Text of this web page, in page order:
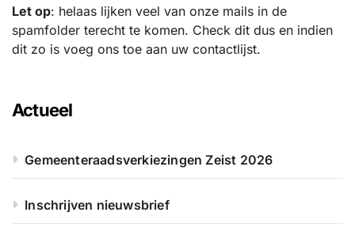
Let op: helaas lijken veel van onze mails in de
spamfolder terecht te komen. Check dit dus en indien
dit zo is voeg ons toe aan uw contactlijst.
Actueel
Gemeenteraadsverkiezingen Zeist 2026
Inschrijven nieuwsbrief